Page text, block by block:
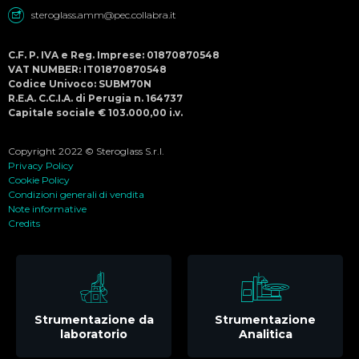
steroglass.amm@pec.collabra.it
C.F. P. IVA e Reg. Imprese: 01870870548
VAT NUMBER: IT01870870548
Codice Univoco: SUBM70N
R.E.A. C.C.I.A. di Perugia n. 164737
Capitale sociale € 103.000,00 i.v.
Copyright 2022 © Steroglass S.r.l.
Privacy Policy
Cookie Policy
Condizioni generali di vendita
Note informative
Credits
Strumentazione da
laboratorio
Strumentazione
Analitica